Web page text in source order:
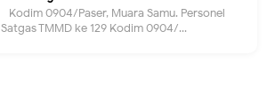
Kodim 0904/Paser, Muara Samu. Personel
Satgas TMMD ke 129 Kodim 0904/...